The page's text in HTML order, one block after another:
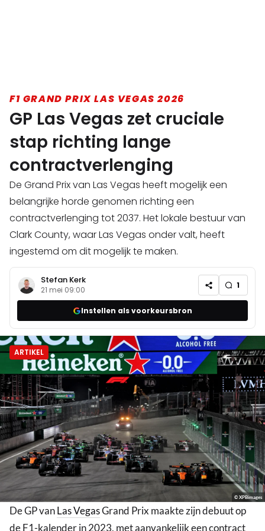
F1 GRAND PRIX LAS VEGAS 2026
GP Las Vegas zet cruciale
stap richting lange
contractverlenging
De Grand Prix van Las Vegas heeft mogelijk een
belangrijke horde genomen richting een
contractverlenging tot 2037. Het lokale bestuur van
Clark County, waar Las Vegas onder valt, heeft
ingestemd om dit mogelijk te maken.
Stefan Kerk
21 mei 09:00 1
Instellen als voorkeursbron
ARTIKEL
© XPBimages
De GP vanLas VegasGrand Prix maakte zijn debuut op
de F1-kalender in 2023, met aanvankelijk een contract